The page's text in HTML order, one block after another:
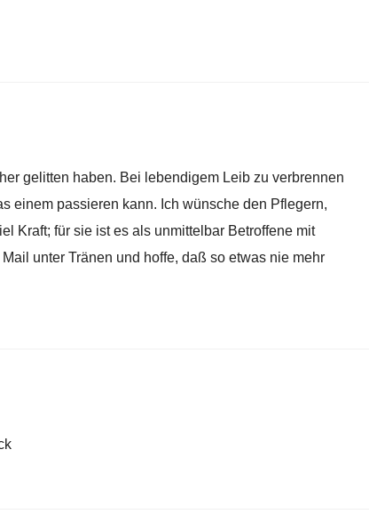
gelitten haben. Bei lebendigem Leib zu verbrennen
einem passieren kann. Ich wünsche den Pflegern,
Kraft; für sie ist es als unmittelbar Betroffene mit
unter Tränen und hoffe, daß so etwas nie mehr